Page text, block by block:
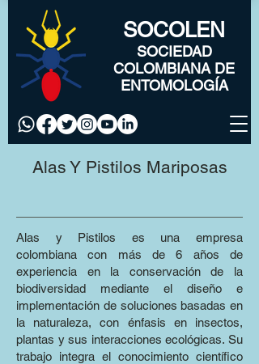
SOCOLEN
SOCIEDAD
COLOMBIANA DE
ENTOMOLOGÍA
Alas Y Pistilos Mariposas
Alas y Pistilos es una empresa
colombiana con más de 6 años de
experiencia en la conservación de la
biodiversidad mediante el diseño e
implementación de soluciones basadas en
la naturaleza, con énfasis en insectos,
plantas y sus interacciones ecológicas. Su
trabajo integra el conocimiento científico